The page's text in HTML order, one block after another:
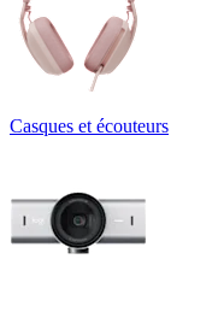
Casques et écouteurs